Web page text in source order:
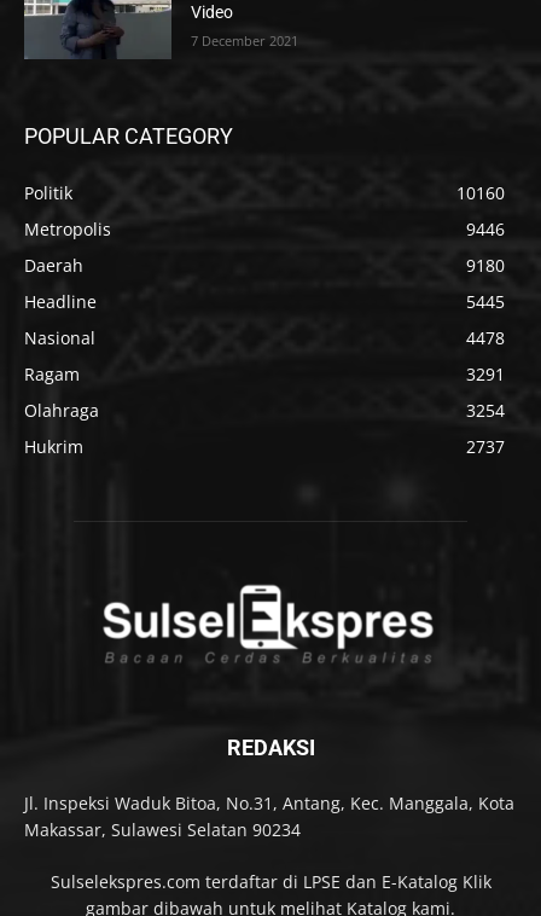
Video
7 December 2021
POPULAR CATEGORY
Politik
10160
Metropolis
9446
Daerah
9180
Headline
5445
Nasional
4478
Ragam
3291
Olahraga
3254
Hukrim
2737
REDAKSI
Jl. Inspeksi Waduk Bitoa, No.31, Antang, Kec. Manggala, Kota
Makassar, Sulawesi Selatan 90234
Sulselekspres.com terdaftar di LPSE dan E-Katalog Klik
gambar dibawah untuk melihat Katalog kami.